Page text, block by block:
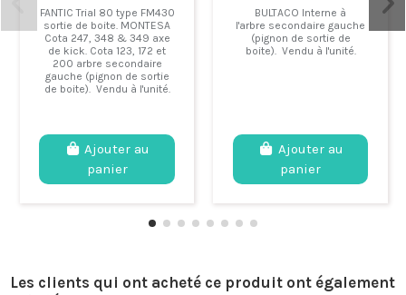
FANTIC Trial 80 type FM430
sortie de boite. MONTESA
Cota 247, 348 & 349 axe
de kick. Cota 123, 172 et
200 arbre secondaire
gauche (pignon de sortie
de boite). Vendu à l'unité.
Ajouter au
panier
BULTACO Interne à
l'arbre secondaire gauche
(pignon de sortie de
boite). Vendu à l'unité.
Ajouter au
panier
Les clients qui ont acheté ce produit ont également